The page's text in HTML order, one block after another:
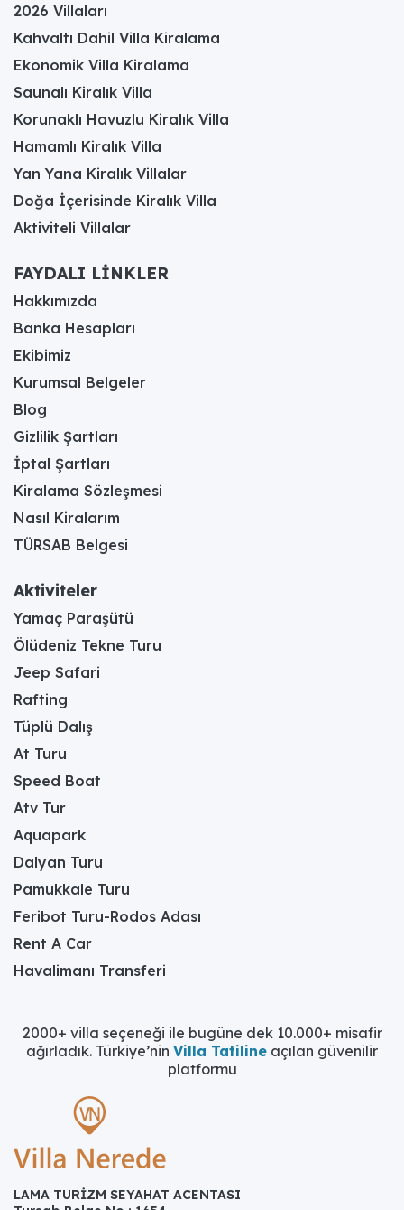
2026 Villaları
Kahvaltı Dahil Villa Kiralama
Ekonomik Villa Kiralama
Saunalı Kiralık Villa
Korunaklı Havuzlu Kiralık Villa
Hamamlı Kiralık Villa
Yan Yana Kiralık Villalar
Doğa İçerisinde Kiralık Villa
Aktiviteli Villalar
FAYDALI LİNKLER
Hakkımızda
Banka Hesapları
Ekibimiz
Kurumsal Belgeler
Blog
Gizlilik Şartları
İptal Şartları
Kiralama Sözleşmesi
Nasıl Kiralarım
TÜRSAB Belgesi
Aktiviteler
Yamaç Paraşütü
Ölüdeniz Tekne Turu
Jeep Safari
Rafting
Tüplü Dalış
At Turu
Speed Boat
Atv Tur
Aquapark
Dalyan Turu
Pamukkale Turu
Feribot Turu-Rodos Adası
Rent A Car
Havalimanı Transferi
2000+ villa seçeneği ile bugüne dek 10.000+ misafir
ağırladık. Türkiye’nin Villa Tatiline açılan güvenilir
platformu
LAMA TURİZM SEYAHAT ACENTASI